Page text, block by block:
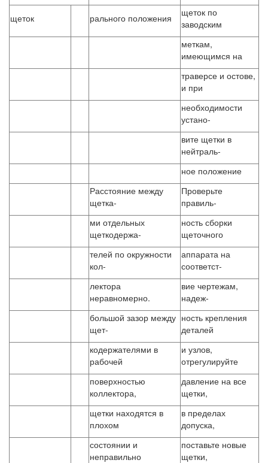
щеток рального положения
щеток по
заводским
меткам,
имеющимся на
траверсе и остове,
и при
необходимости
устано-
вите щетки в
нейтраль-
ное положение
Расстояние между
щетка-
Проверьте
правиль-
ми отдельных
щеткодержа-
ность сборки
щеточного
телей по окружности
кол-
аппарата на
соответст-
лектора
неравномерно.
вие чертежам,
надеж-
большой зазор между
щет-
ность крепления
деталей
кодержателями в
рабочей
и узлов,
отрегулируйте
поверхностью
коллектора,
давление на все
щетки,
щетки находятся в
плохом
в пределах
допуска,
состоянии и
неправильно
поставьте новые
щетки,